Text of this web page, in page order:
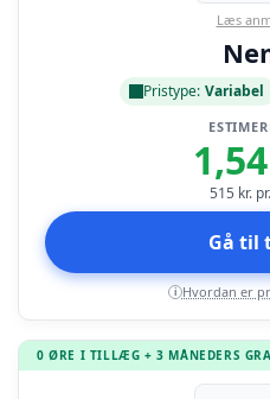
Læs
Pristype: Variabel
1,54
515 kr.
Gå til
i Hvordan er
0 ØRE I TILLÆG + 3 MÅNEDERS